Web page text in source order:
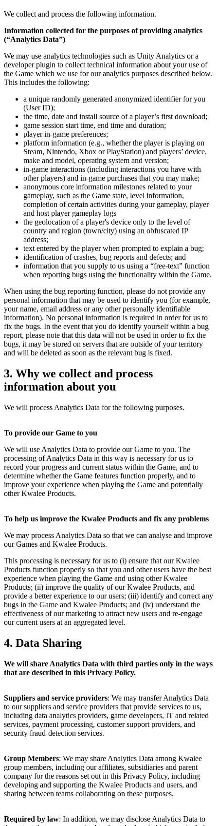
We collect and process the following information.
Information collected for the purposes of providing analytics
(“Analytics Data”)
We may use analytics technologies such as Unity Analytics or a
developer plugin to collect technical information about your use of
the Game which we use for our analytics purposes described below.
This includes the following:
a unique randomly generated anonymized identifier for you
(User ID);
the time, date and install source of a player’s first download;
game session start time, end time and duration;
player in-game preferences;
platform information (e.g., whether the player is playing on
Steam, Nintendo, Xbox or PlayStation) and players’ device,
make and model, operating system and version;
in-game interactions (including interactions you have with
other players) and in-game purchases that you may make;
anonymous core information milestones related to your
gameplay, such as the Game state, level information,
completion of certain activities during your gameplay, player
and host player gameplay logs
the geolocation of a player's device only to the level of
country and region (town/city) using an obfuscated IP
address;
text entered by the player when prompted to explain a bug;
identification of crashes, bug reports and defects; and
information that you supply to us using a “free-text” function
when reporting bugs using the functionality within the Game.
When using the bug reporting function, please do not provide any
personal information that may be used to identify you (for example,
your name, email address or any other personally identifiable
information). No personal information is required in order for us to
fix the bugs. In the event that you do identify yourself within a bug
report, please note that this data will not be used in order to fix the
bugs, it may be stored on servers that are outside of your territory
and will be deleted as soon as the relevant bug is fixed.
3. Why we collect and process
information about you
We will process Analytics Data for the following purposes.
To provide our Game to you
We will use Analytics Data to provide our Game to you. The
processing of Analytics Data in this way is necessary for us to
record your progress and current status within the Game, and to
determine whether the Game features function properly, and to
improve your experience when playing the Game and potentially
other Kwalee Products.
To help us improve the Kwalee Products and fix any problems
We may process Analytics Data so that we can analyse and improve
our Games and Kwalee Products.
This processing is necessary for us to (i) ensure that our Kwalee
Products function properly so that you and other users have the best
experience when playing the Game and using other Kwalee
Products; (ii) improve the quality of our Kwalee Products, and
provide a better experience to our users; (iii) identify and correct any
bugs in the Game and Kwalee Products; and (iv) understand the
effectiveness of our marketing to attract new users and re-engage
our current users at an aggregated level.
4. Data Sharing
We will share Analytics Data with third parties only in the ways
that are described in this Privacy Policy.
Suppliers and service providers: We may transfer Analytics Data
to our suppliers and service providers that provide services to us,
including data analytics providers, game developers, IT and related
services, payment processing, customer support providers, and
security fraud-detection services.
Group Members: We may share Analytics Data among Kwalee
group members, including our affiliates, subsidiaries and parent
company for the reasons set out in this Privacy Policy, including
developing and supporting the Kwalee Products and users, and
sharing between teams collaborating on these purposes.
Required by law: In addition, we may disclose Analytics Data to